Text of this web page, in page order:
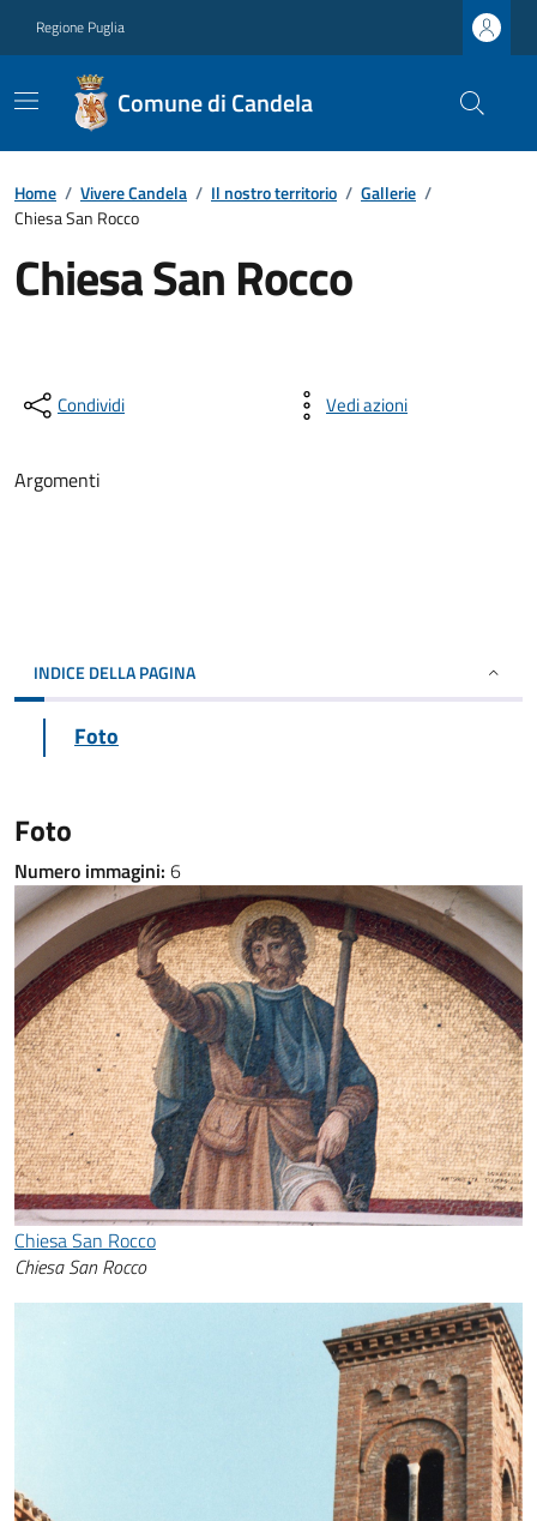
Regione Puglia
Comune di Candela
Home / Vivere Candela / Il nostro territorio / Gallerie /
Chiesa San Rocco
Chiesa San Rocco
Condividi Vedi azioni
Argomenti
INDICE DELLA PAGINA
Foto
Foto
Numero immagini: 6
Chiesa San Rocco
Chiesa San Rocco